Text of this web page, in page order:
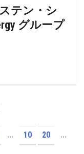
テン・シ
グループ
... 10 20 ...